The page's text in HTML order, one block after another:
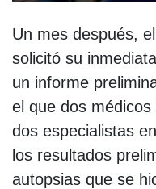
Un mes después,
solicitó su
un informe
el que dos
dos especialistas
los resultados
autopsias que se